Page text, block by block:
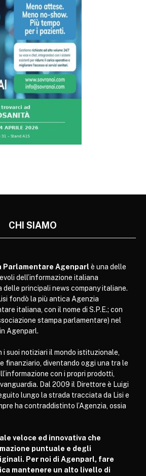
CHI SIAMO
Parlamentare Agenparl è una delle
dell’informazione italiana
delle principali news company italiane.
fondò la più antica Agenzia
italiana, con il nome di S.P.E.; con
stampa parlamentare) nel
Agenparl.
suoi notiziari il mondo istituzionale,
finanziario, diventando oggi una tra le
con i propri prodotti,
Dal 2009 il Direttore è Luigi
lungo la strada tracciata da Lisi e
ha contraddistinto l’Agenzia, ossia
veloce ed innovativa che
puntuale e degli
Per noi di Agenparl, fare
mantenere un alto livello di